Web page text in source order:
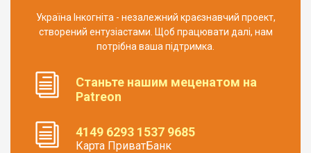
Україна Інкогніта - незалежний краєзнавчий проект,
створений ентузіастами. Щоб працювати далі, нам
потрібна ваша підтримка.
Станьте нашим меценатом на
Patreon
4149 6293 1537 9685
Карта ПриватБанк